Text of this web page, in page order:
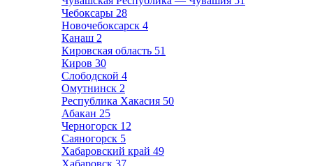
Чебоксары 28
Новочебоксарск 4
Канаш 2
Кировская область 51
Киров 30
Слободской 4
Омутнинск 2
Республика Хакасия 50
Абакан 25
Черногорск 12
Саяногорск 5
Хабаровский край 49
Хабаровск 37